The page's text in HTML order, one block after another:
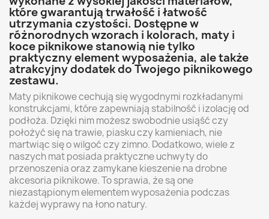
które gwarantują trwałość i łatwość
utrzymania czystości. Dostępne w
różnorodnych wzorach i kolorach, maty i
koce piknikowe stanowią nie tylko
praktyczny element wyposażenia, ale także
atrakcyjny dodatek do Twojego piknikowego
zestawu.
Maty piknikowe cechują się wygodnymi rozkładanymi
konstrukcjami, które zapewniają stabilność i izolację od
podłoża. Dzięki nim możesz swobodnie usiąść czy
położyć się na trawie, piasku czy kamieniach, nie
martwiąc się o wilgoć czy zimno. Dodatkowo, wiele z
naszych mat posiada praktyczne uchwyty do
przenoszenia oraz zamykane kieszenie na drobne
akcesoria piknikowe. To sprawia, że są one
niezastąpionym elementem wyposażenia podczas
każdej wyprawy na łono natury.